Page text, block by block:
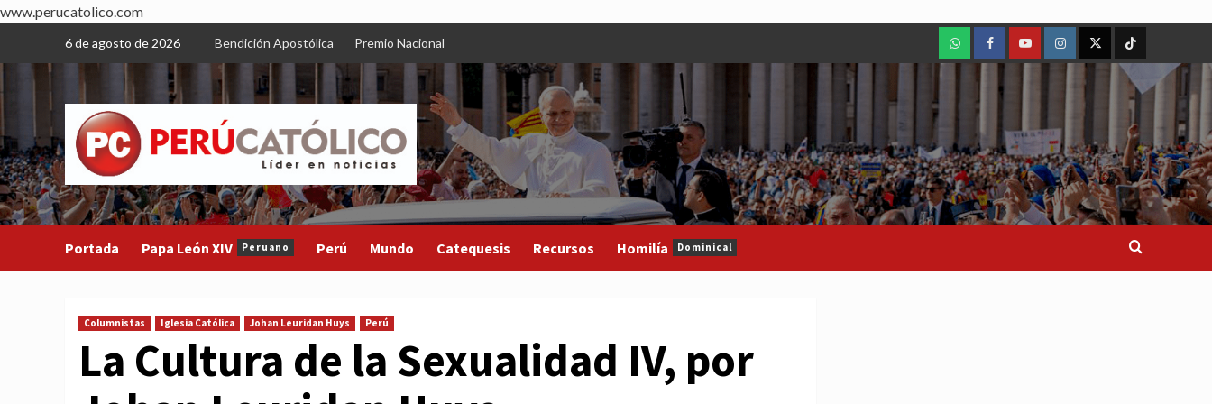
www.perucatolico.com
content
6 de agosto de 2026 Bendición Apostólica Premio Nacional
WhatsAppFacebookYoutubeInstagram
X TikTok
Portada Papa León XIV Peruano Perú Mundo Catequesis Recursos Homilía Dominical
Columnistas Iglesia Católica Johan Leuridan Huys Perú
La Cultura de la Sexualidad IV, por